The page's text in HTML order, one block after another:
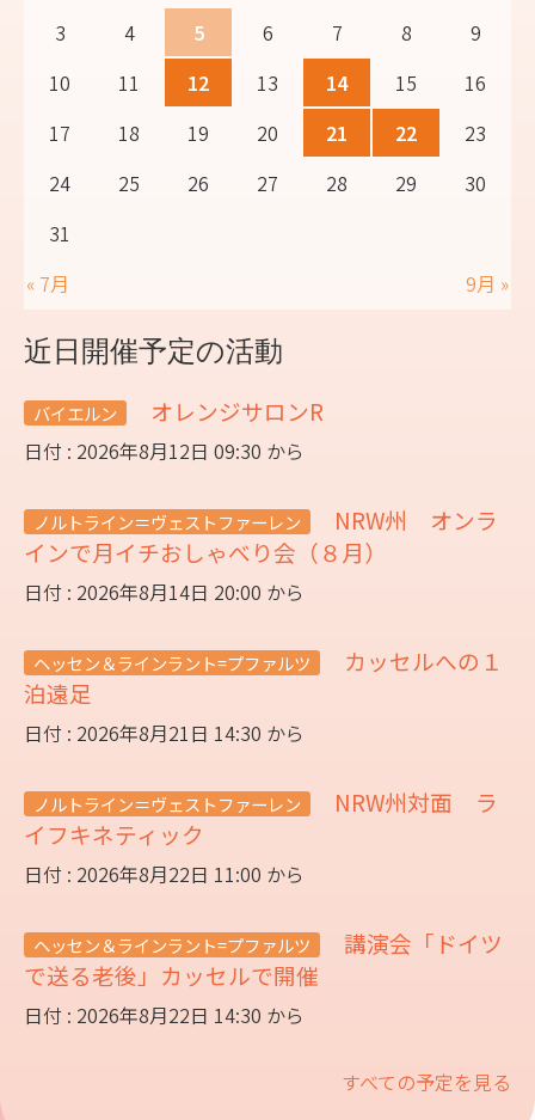
3
4 5 6 7 8
9
10
11 12 13 14 15
16
17
18 19 20 21 22
23
24
25 26 27 28 29
30
31
« 7月
9月 »
近日開催予定の活動
バイエルン オレンジサロンR
日付 : 2026年8月12日 09:30 から
ノルトライン＝ヴェストファーレン
NRW州 オンラ
インで月イチおしゃべり会（８月）
日付 : 2026年8月14日 20:00 から
ヘッセン＆ラインラント=プファルツ
カッセルへの１
泊遠足
日付 : 2026年8月21日 14:30 から
ノルトライン＝ヴェストファーレン
NRW州対面 ラ
イフキネティック
日付 : 2026年8月22日 11:00 から
ヘッセン＆ラインラント=プファルツ
講演会「ドイツ
で送る老後」カッセルで開催
日付 : 2026年8月22日 14:30 から
すべての予定を見る